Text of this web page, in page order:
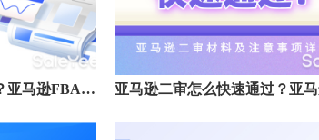
什么是亚马逊FBA分仓？亚马逊FBA分仓怎么处理？